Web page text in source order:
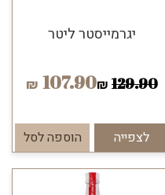
יגרמייסטר ליטר
129.90
₪
107.90
₪
לצפייה הוספה לסל